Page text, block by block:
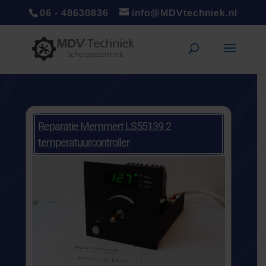
06 - 48630836 info@MDVtechniek.nl
Reparatie Memmert LS55139.2
temperatuurcontroller